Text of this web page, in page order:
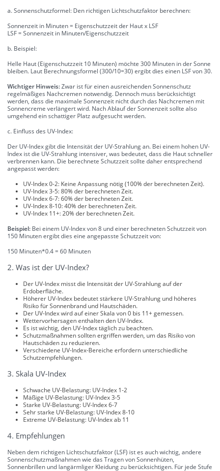
a. Sonnenschutzformel: Den richtigen Lichtschutzfaktor berechnen:
Sonnenzeit in Minuten = Eigenschutzzeit der Haut x LSF
LSF = Sonnenzeit in Minuten/Eigenschutzzeit
b. Beispiel:
Helle Haut (Eigenschutzzeit 10 Minuten) möchte 300 Minuten in der Sonne
bleiben. Laut Berechnungsformel (300/10=30) ergibt dies einen LSF von 30.
Wichtiger Hinweis:Zwar ist für einen ausreichenden Sonnenschutz
regelmäßiges Nachcremen notwendig. Dennoch muss berücksichtigt
werden, dass die maximale Sonnenzeit nicht durch das Nachcremen mit
Sonnencreme verlängert wird. Nach Ablauf der Sonnenzeit sollte also
umgehend ein schattiger Platz aufgesucht werden.
c. Einfluss des UV-Index:
Der UV-Index gibt die Intensität der UV-Strahlung an. Bei einem hohen UV-
Index ist die UV-Strahlung intensiver, was bedeutet, dass die Haut schneller
verbrennen kann. Die berechnete Schutzzeit sollte daher entsprechend
angepasst werden:
UV-Index 0-2: Keine Anpassung nötig (100% der berechneten Zeit).
UV-Index 3-5: 80% der berechneten Zeit.
UV-Index 6-7: 60% der berechneten Zeit.
UV-Index 8-10: 40% der berechneten Zeit.
UV-Index 11+: 20% der berechneten Zeit.
Beispiel: Bei einem UV-Index von 8 und einer berechneten Schutzzeit von
150 Minuten ergibt dies eine angepasste Schutzzeit von:
150 Minuten*0.4 = 60 Minuten
2. Was ist der UV-Index?
Der UV-Index misst die Intensität der UV-Strahlung auf der
Erdoberfläche.
Höherer UV-Index bedeutet stärkere UV-Strahlung und höheres
Risiko für Sonnenbrand und Hautschäden.
Der UV-Index wird auf einer Skala von 0 bis 11+ gemessen.
Wettervorhersagen enthalten den UV-Index.
Es ist wichtig, den UV-Index täglich zu beachten.
Schutzmaßnahmen sollten ergriffen werden, um das Risiko von
Hautschäden zu reduzieren.
Verschiedene UV-Index-Bereiche erfordern unterschiedliche
Schutzempfehlungen.
3. Skala UV-Index
Schwache UV-Belastung: UV-Index 1-2
Mäßige UV-Belastung: UV-Index 3-5
Starke UV-Belastung: UV-Index 6-7
Sehr starke UV-Belastung: UV-Index 8-10
Extreme UV-Belastung: UV-Index ab 11
4. Empfehlungen
Neben dem richtigen Lichtschutzfaktor (LSF) ist es auch wichtig, andere
Sonnenschutzmaßnahmen wie das Tragen von Sonnenhüten,
Sonnenbrillen und langärmliger Kleidung zu berücksichtigen. Für jede Stufe